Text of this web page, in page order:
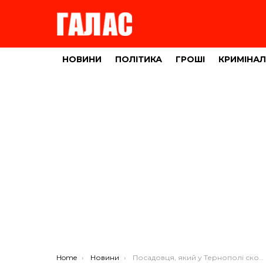
НОВИНИ ПОЛІТИКА ГРОШІ КРИМІНАЛ
You are here:
Home Новини Посадовця, який у Тернополі скоїв резонансну аварію, уже відпустили